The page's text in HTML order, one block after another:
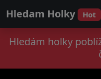
Hledam Holky Hot
Hledám holky